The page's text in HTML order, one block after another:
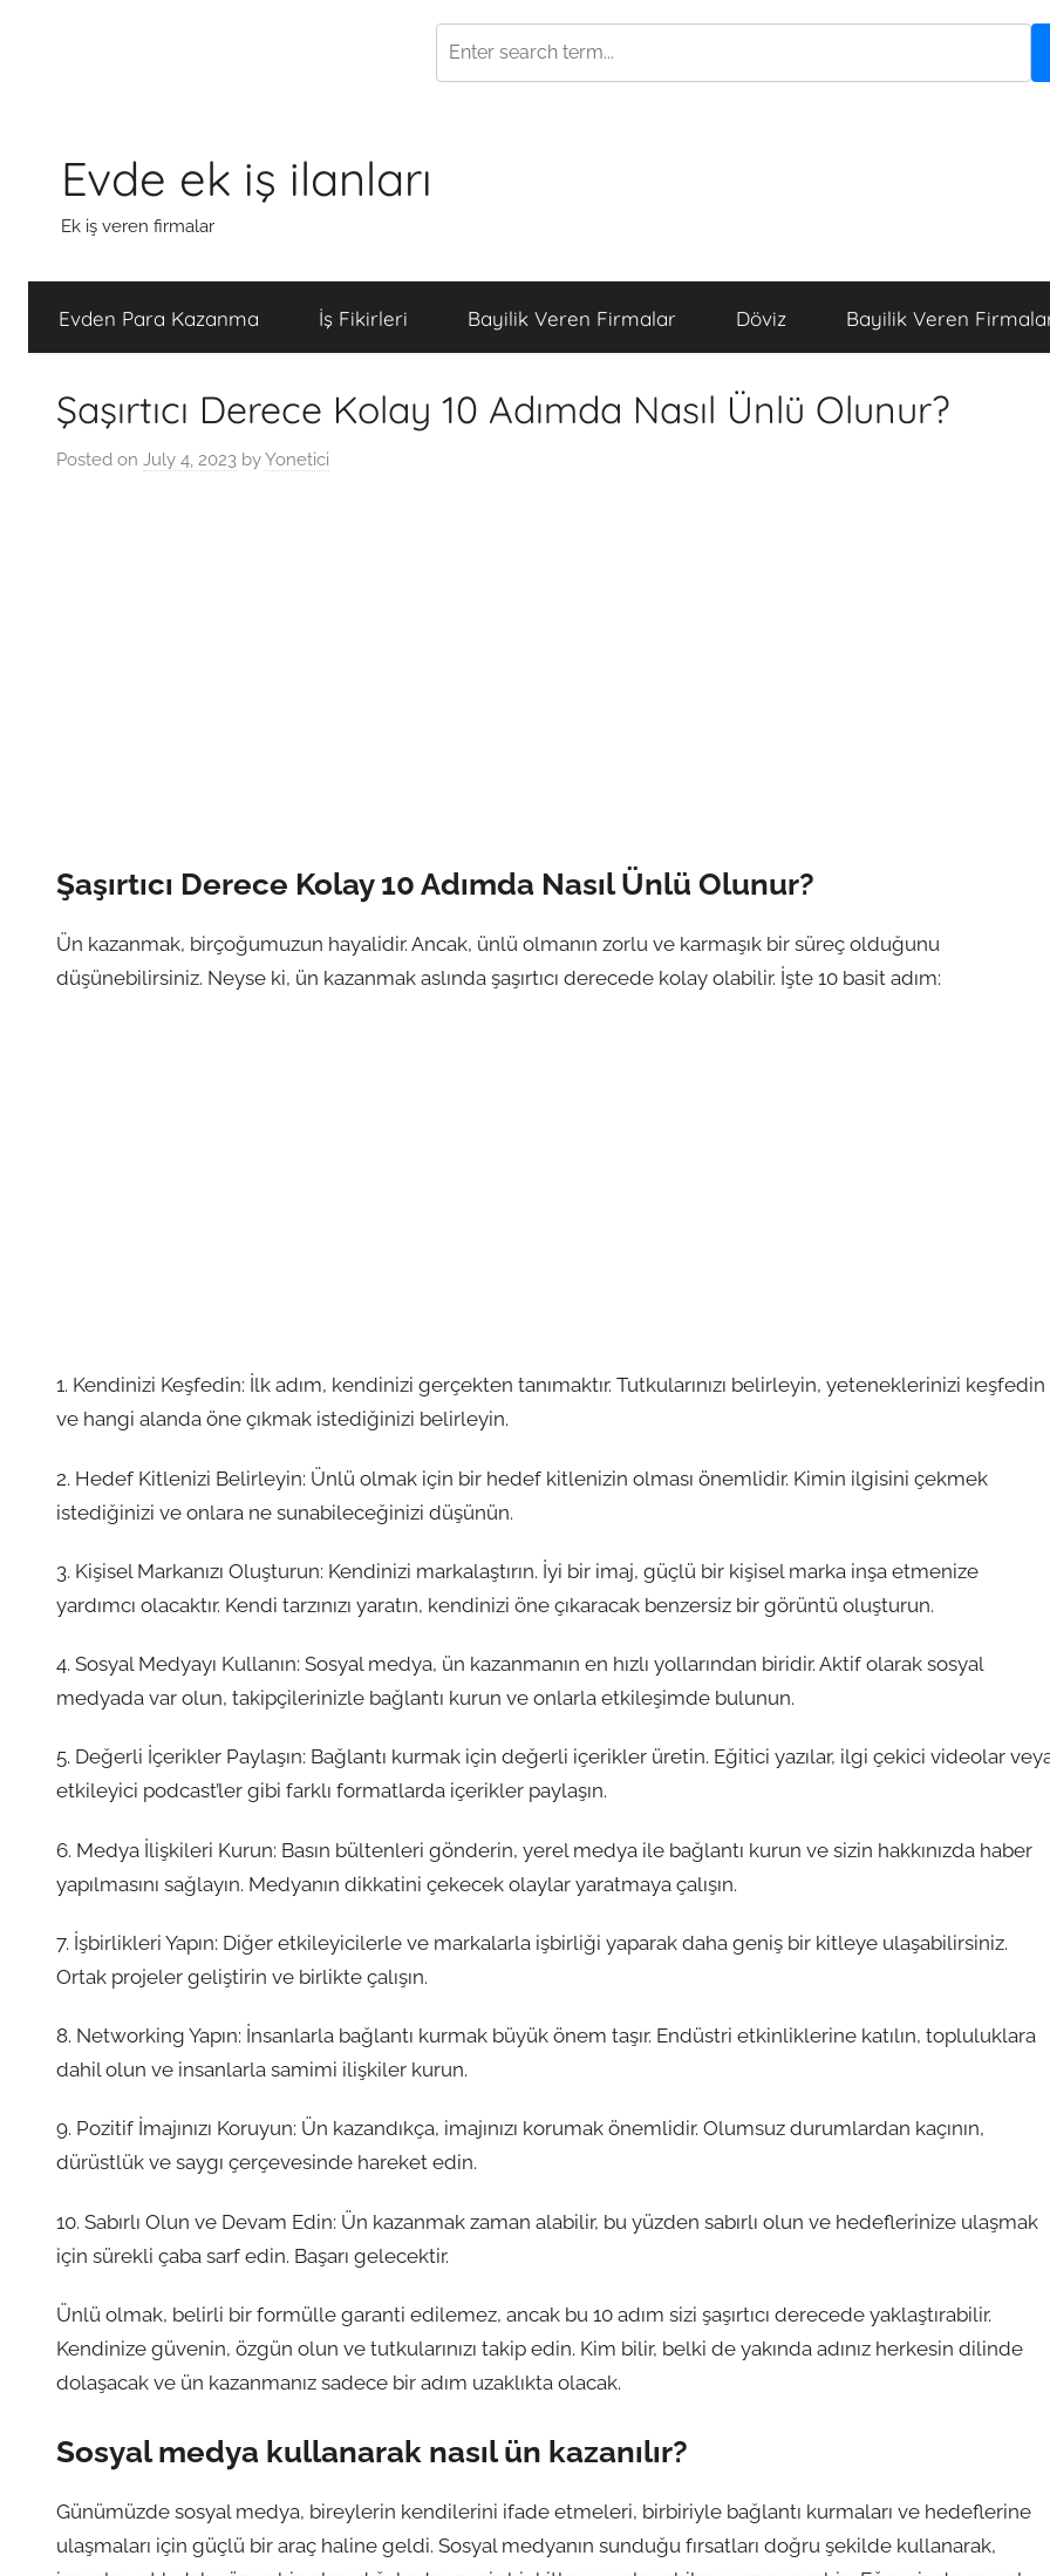
content
Evde ek iş ilanları
Ek iş veren firmalar
Evden Para Kazanma İş Fikirleri Bayilik Veren Firmalar Döviz Bayilik Veren
Şaşırtıcı Derece Kolay 10 Adımda Nasıl Ünlü Olunur?
Posted on July 4, 2023 byYonetici
Şaşırtıcı Derece Kolay 10 Adımda Nasıl Ünlü Olunur?
Ün kazanmak, birçoğumuzun hayalidir. Ancak, ünlü olmanın zorlu ve karmaşık bir süreç olduğunu
düşünebilirsiniz. Neyse ki, ün kazanmak aslında şaşırtıcı derecede kolay olabilir. İşte 10 basit adım:
1. Kendinizi Keşfedin: İlk adım, kendinizi gerçekten tanımaktır. Tutkularınızı belirleyin, yeteneklerinizi keşfedin
ve hangi alanda öne çıkmak istediğinizi belirleyin.
2. Hedef Kitlenizi Belirleyin: Ünlü olmak için bir hedef kitlenizin olması önemlidir. Kimin ilgisini çekmek
istediğinizi ve onlara ne sunabileceğinizi düşünün.
3. Kişisel Markanızı Oluşturun: Kendinizi markalaştırın. İyi bir imaj, güçlü bir kişisel marka inşa etmenize
yardımcı olacaktır. Kendi tarzınızı yaratın, kendinizi öne çıkaracak benzersiz bir görüntü oluşturun.
4. Sosyal Medyayı Kullanın: Sosyal medya, ün kazanmanın en hızlı yollarından biridir. Aktif olarak sosyal
medyada var olun, takipçilerinizle bağlantı kurun ve onlarla etkileşimde bulunun.
5. Değerli İçerikler Paylaşın: Bağlantı kurmak için değerli içerikler üretin. Eğitici yazılar, ilgi çekici videolar
etkileyici podcast’ler gibi farklı formatlarda içerikler paylaşın.
6. Medya İlişkileri Kurun: Basın bültenleri gönderin, yerel medya ile bağlantı kurun ve sizin hakkınızda haber
yapılmasını sağlayın. Medyanın dikkatini çekecek olaylar yaratmaya çalışın.
7. İşbirlikleri Yapın: Diğer etkileyicilerle ve markalarla işbirliği yaparak daha geniş bir kitleye ulaşabilirsiniz.
Ortak projeler geliştirin ve birlikte çalışın.
8. Networking Yapın: İnsanlarla bağlantı kurmak büyük önem taşır. Endüstri etkinliklerine katılın, topluluklara
dahil olun ve insanlarla samimi ilişkiler kurun.
9. Pozitif İmajınızı Koruyun: Ün kazandıkça, imajınızı korumak önemlidir. Olumsuz durumlardan kaçının,
dürüstlük ve saygı çerçevesinde hareket edin.
10. Sabırlı Olun ve Devam Edin: Ün kazanmak zaman alabilir, bu yüzden sabırlı olun ve hedeflerinize ulaşmak
için sürekli çaba sarf edin. Başarı gelecektir.
Ünlü olmak, belirli bir formülle garanti edilemez, ancak bu 10 adım sizi şaşırtıcı derecede yaklaştırabilir.
Kendinize güvenin, özgün olun ve tutkularınızı takip edin. Kim bilir, belki de yakında adınız herkesin dilinde
dolaşacak ve ün kazanmanız sadece bir adım uzaklıkta olacak.
Sosyal medya kullanarak nasıl ün kazanılır?
Günümüzde sosyal medya, bireylerin kendilerini ifade etmeleri, birbiriyle bağlantı kurmaları ve hedeflerine
ulaşmaları için güçlü bir araç haline geldi. Sosyal medyanın sunduğu fırsatları doğru şekilde kullanarak,